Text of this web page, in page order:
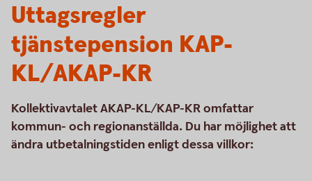
Uttagsregler
tjänstepension KAP-
KL/AKAP-KR
Kollektivavtalet AKAP-KL/KAP-KR omfattar
kommun- och regionanställda. Du har möjlighet att
ändra utbetalningstiden enligt dessa villkor: